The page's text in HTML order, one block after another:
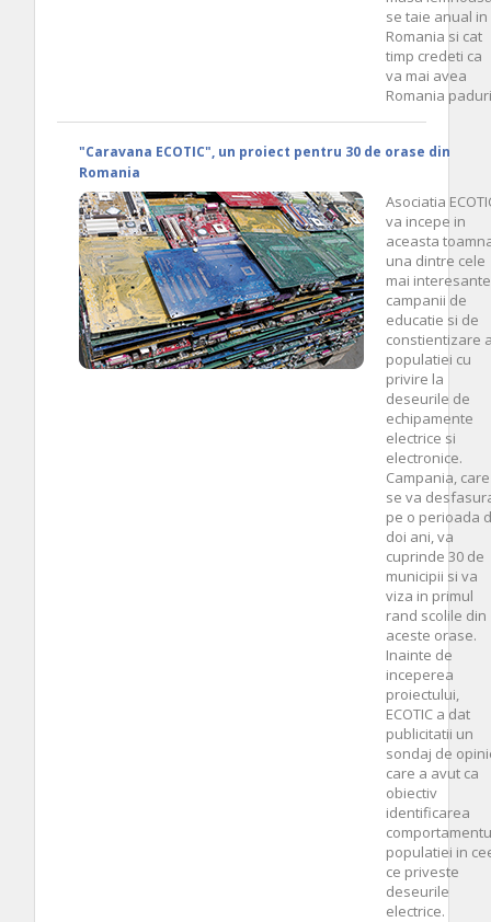
se taie anual in
Romania si cat
timp credeti ca
va mai avea
Romania
"Caravana ECOTIC", un proiect pentru 30 de orase din
Romania
Asociatia
va incepe in
aceasta
una dintre cele
mai interesante
campanii de
educatie si de
constientizare
populatiei cu
privire la
deseurile de
echipamente
electrice si
electronice.
Campania, care
se va
pe o perioada
doi ani, va
cuprinde 30 de
municipii si va
viza in primul
rand scolile din
aceste orase.
Inainte de
inceperea
proiectului,
ECOTIC a dat
publicitatii un
sondaj de
care a avut ca
obiectiv
identificarea
populatiei in
ce priveste
deseurile
electrice.